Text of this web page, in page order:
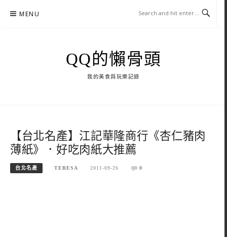
MENU
QQ的懶骨頭
我的美食與玩樂記錄
【台北名產】江記華隆商行《杏仁豬肉
薄紙》．好吃肉紙大推薦
台北名產 TERESA 2011-09-26 0